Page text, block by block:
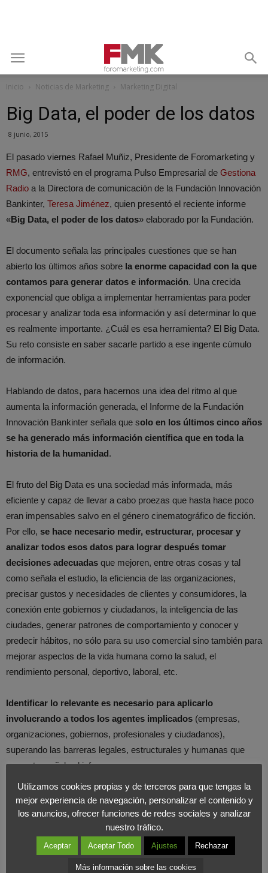
Inicio Noticias de Marketing Marketing Digital
Big Data, el poder de los datos
8 junio, 2015
El pasado viernes Rafael Muñiz, Presidente de Foromarketing y
RMG, entrevistó en el programa Pulso Empresarial de Gestiona
Radio a la Directora de comunicación de la Fundación Innovación
Bankinter, Teresa Jiménez, quien presentó el reciente informe
«Big Data, el poder de los datos» elaborado por la Fundación.
El documento señala las principales cuestiones que se han
abierto los últimos años sobre la enorme capacidad con la que
contamos para generar datos e información. Una crecida
exponencial que obliga a implementar herramientas para poder
procesar y analizar toda esa información y así determinar lo que
es realmente importante. ¿Cuál es esa herramienta? El Big Data.
Su reto consiste en saber sacarle partido a ese ingente cúmulo
de información.
Hablando de datos, para hacernos una idea del ritmo al que
aumenta la información generada, el Informe de la Fundación
Innovación Bankinter señala que solo en los últimos cinco años
se ha generado más información científica que en toda la
historia de la humanidad.
El fruto del Big Data es una sociedad más informada, más
eficiente y capaz de llevar a cabo proezas que hasta hace poco
eran impensables salvo en el género cinematográfico de ficción.
Por ello, se hace necesario medir, estructurar, procesar y
analizar todos esos datos para lograr después tomar
decisiones adecuadas que mejoren, entre otras cosas y tal
como señala el estudio, la eficiencia de las organizaciones,
precisar gustos y necesidades de clientes y consumidores, la
conexión ente gobiernos y ciudadanos, la inteligencia de las
ciudades, generar patrones de comportamiento y conocer y
predecir hábitos, no sólo para su uso comercial sino también para
mejorar aspectos de la vida humana como la salud, el
rendimiento personal, deportivo, laboral, etc.
Identificar lo relevante es necesario para aplicarlo
involucrando a todos los agentes implicados (empresas,
organizaciones, gobiernos, profesionales y ciudadanos),
superando las barreras legales, estructurales y humanas que
presenta, señala el informe.
Además del análisis de las claves del Big Data, el Informe incluye
unacompleta inforgrafía con los hitos pasados y futuros de
Utilizamos cookies propias y de terceros para que tengas la
mejor experiencia de navegación, personalizar el contenido y
los anuncios, ofrecer funciones de redes sociales y analizar
nuestro tráfico.
Aceptar Aceptar Todo Ajustes Rechazar
Más información sobre las cookies